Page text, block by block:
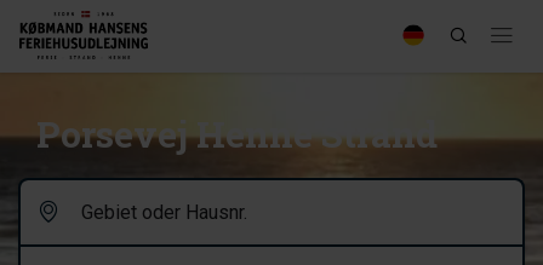
Porsevej Henne Strand